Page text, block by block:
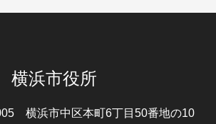
横浜市役所
横浜市中区本町6丁目50番地の10